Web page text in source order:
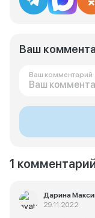
Ваш
Ваш комментарий
1
Дарина
29.11.2022